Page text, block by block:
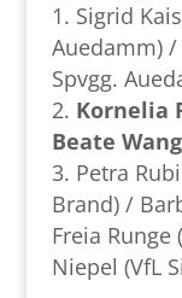
Sigrid
Auedamm) /
Spvgg.
Kornelia
Beate
Petra
Brand) /
Freia Runge
Niepel (VfL